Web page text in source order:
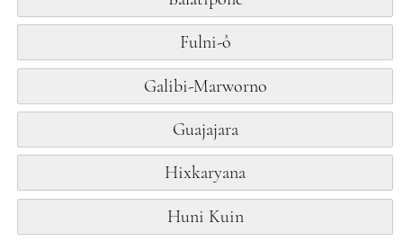
Fulni-ô
Galibi-Marworno
Guajajara
Hixkaryana
Huni Kuin